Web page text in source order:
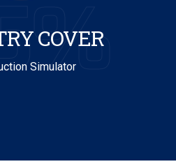
COVER
Simulator